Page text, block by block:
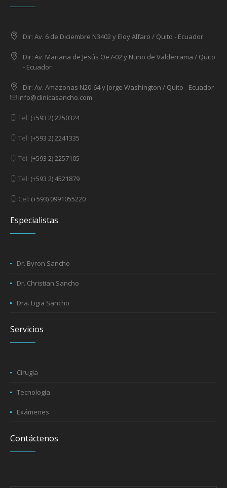
Dir: Av. 6 de Diciembre N3402 y Eloy Alfaro / Quito - Ecuador
Dir: Av. Mariana de Jesús Oe7-02 y Nuño de Valderrama / Quito
- Ecuador
Dir: Av. Amazonas N20-64 y Jorge Washington / Quito - Ecuador
info@clinicasancho.com
Tel: (+593 2) 2250324
Tel: (+593 2) 2241335
Tel: (+593 2) 2257105
Tel: (+593 2) 4521879
Cel: (+593) 0991055220
Especialistas
Dr. Byron Sancho
Dr. Christian Sancho
Dra. Ligia Sancho
Servicios
Cirugía
Tecnología
Exámenes
Contáctenos